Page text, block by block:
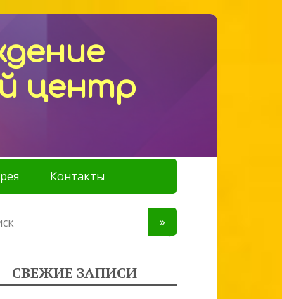
центр
Контакты
СВЕЖИЕ ЗАПИСИ